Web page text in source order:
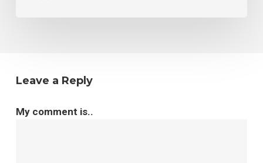
Leave a Reply
My comment is..